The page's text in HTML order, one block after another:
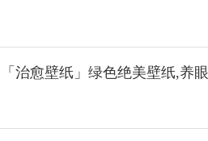
「治愈壁纸」绿色绝美壁纸,养眼